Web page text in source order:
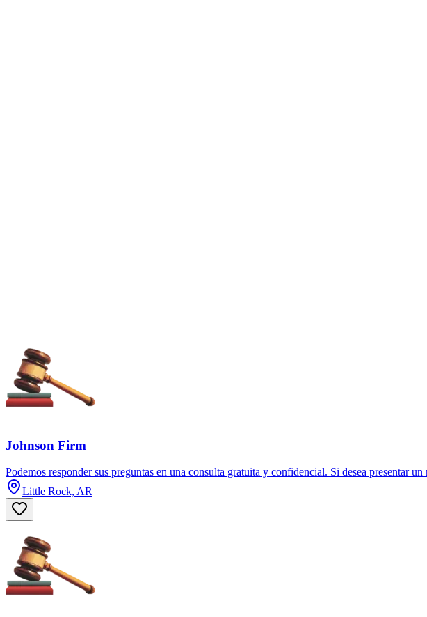
Johnson Firm
Podemos responder sus preguntas en una consulta gratuita y confidencial. Si desea presentar
Little Rock, AR